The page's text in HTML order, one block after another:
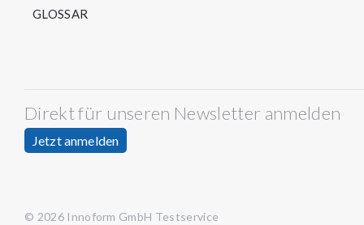
GLOSSAR
Direkt für unseren Newsletter anmelden
Jetzt anmelden
© 2026 Innoform GmbH Testservice